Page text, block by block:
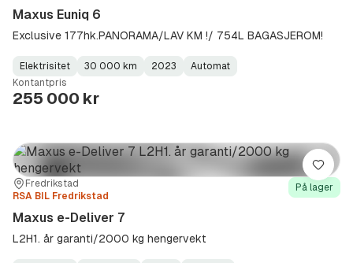
Maxus Euniq 6
Exclusive 177hk.PANORAMA/LAV KM !/ 754L BAGASJEROM!
Fuel
Type:
Elektrisitet
Kilometerstand:
30 000 km
Model
Year:
2023
Gearbox
Type:
Automat
Kontantpris
255 000 kr
Sted:Fredrikstad
Forhandler:
RSA BIL Fredrikstad
På lager
Maxus e-Deliver 7
L2H1. år garanti/2000 kg hengervekt
Lagre